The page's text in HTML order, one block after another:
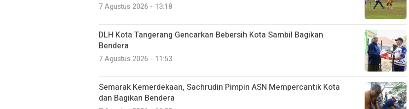
7 Agustus 2026 - 13:18
DLH Kota Tangerang Gencarkan Bebersih Kota Sambil Bagikan
Bendera
7 Agustus 2026 - 11:53
Semarak Kemerdekaan, Sachrudin Pimpin ASN Mempercantik Kota
dan Bagikan Bendera